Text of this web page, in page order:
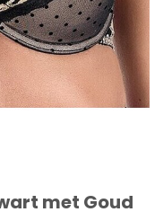
met Goud